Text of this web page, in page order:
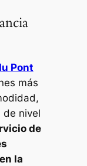
Pont
más
de nivel
de
la